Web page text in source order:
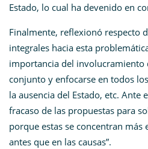
Estado, lo cual ha devenido en
Finalmente, reflexionó respecto
integrales hacia esta
importancia del involucramiento
conjunto y enfocarse en todos
la ausencia del Estado, etc. Ante
fracaso de las propuestas para
porque estas se concentran
antes que en las causas”.